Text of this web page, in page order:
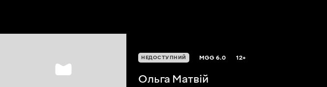
НЕДОСТУПНИЙ MGG6.0 12+
Ольга Матвій